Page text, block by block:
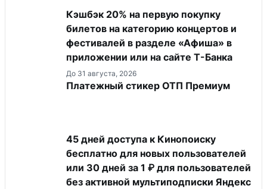
Кэшбэк 20% на первую покупку
билетов на категорию концертов и
фестивалей в разделе «Афиша» в
приложении или на сайте Т-Банка
До 31 августа, 2026
Платежный стикер ОТП Премиум
45 дней доступа к Кинопоиску
бесплатно для новых пользователей
или 30 дней за 1 ₽ для пользователей
без активной мультиподписки Яндекс